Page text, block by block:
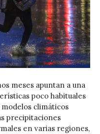
meses apuntan a una
poco habituales
climáticos
precipitaciones
en varias regiones,